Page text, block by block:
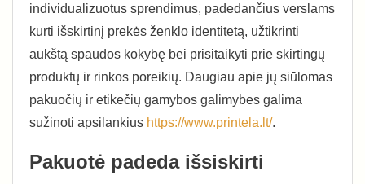
individualizuotus sprendimus, padedančius verslams
kurti išskirtinį prekės ženklo identitetą, užtikrinti
aukštą spaudos kokybę bei prisitaikyti prie skirtingų
produktų ir rinkos poreikių. Daugiau apie jų siūlomas
pakuočių ir etikečių gamybos galimybes galima
sužinoti apsilankius https://www.printela.lt/.
Pakuotė padeda išsiskirti